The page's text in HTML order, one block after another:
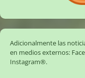
Adicionalmente las
en medios externos:
Instagram®.